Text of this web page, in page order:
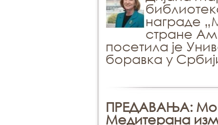
награде
стране
посетила је
боравка у
ПРЕДАВАЊА:
Медитерана